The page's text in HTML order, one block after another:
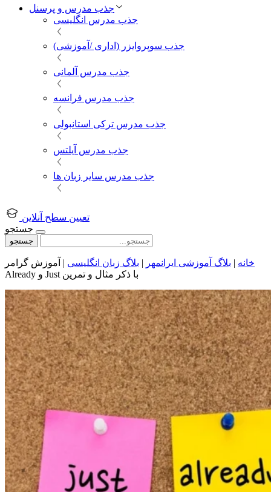
جذب مدرس و پرسنل
جذب مدرس انگلیسی
جذب سوپروایزر (اداری /آموزشی)
جذب مدرس آلمانی
جذب مدرس فرانسه
جذب مدرس ترکی استانبولی
جذب مدرس آیلتس
جذب مدرس سایر زبان ها
تعیین سطح آنلاین
جستجو
جستجو
خانه | بلاگ آموزشی ایرانمهر | بلاگ زبان انگلیسی | آموزش گرامر
Already و Just با ذکر مثال و تمرین